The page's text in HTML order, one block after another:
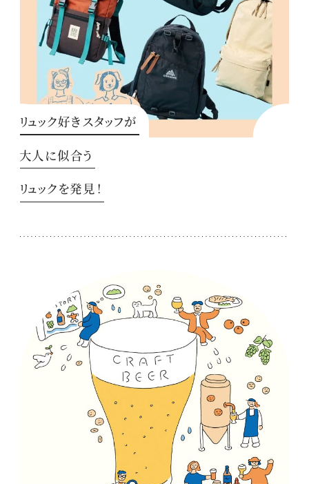
リュック好きスタッフが
大人に似合う
リュックを発見！